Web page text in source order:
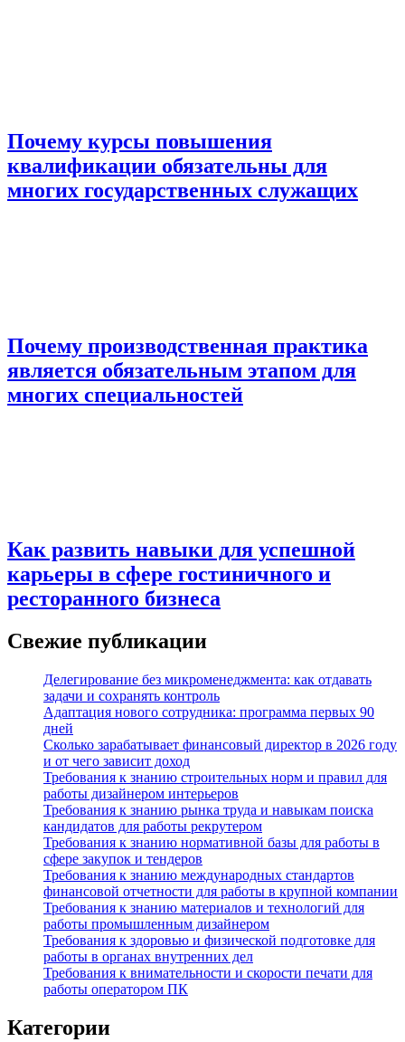
Почему курсы повышения
квалификации обязательны для
многих государственных служащих
Почему производственная практика
является обязательным этапом для
многих специальностей
Как развить навыки для успешной
карьеры в сфере гостиничного и
ресторанного бизнеса
Свежие публикации
Делегирование без микроменеджмента: как отдавать
задачи и сохранять контроль
Адаптация нового сотрудника: программа первых 90
дней
Сколько зарабатывает финансовый директор в 2026 году
и от чего зависит доход
Требования к знанию строительных норм и правил для
работы дизайнером интерьеров
Требования к знанию рынка труда и навыкам поиска
кандидатов для работы рекрутером
Требования к знанию нормативной базы для работы в
сфере закупок и тендеров
Требования к знанию международных стандартов
финансовой отчетности для работы в крупной компании
Требования к знанию материалов и технологий для
работы промышленным дизайнером
Требования к здоровью и физической подготовке для
работы в органах внутренних дел
Требования к внимательности и скорости печати для
работы оператором ПК
Категории